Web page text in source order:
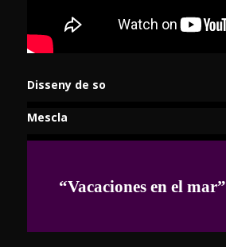
Disseny de so
Mescla
“Vacaciones en el mar”